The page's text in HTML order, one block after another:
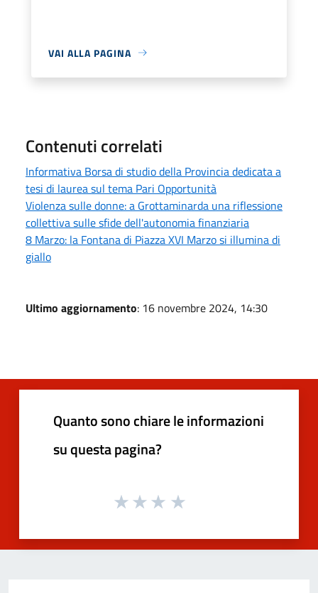
VAI ALLA PAGINA
Contenuti correlati
Informativa Borsa di studio della Provincia dedicata a
tesi di laurea sul tema Pari Opportunità
Violenza sulle donne: a Grottaminarda una riflessione
collettiva sulle sfide dell'autonomia finanziaria
8 Marzo: la Fontana di Piazza XVI Marzo si illumina di
giallo
Ultimo aggiornamento: 16 novembre 2024, 14:30
Quanto sono chiare le informazioni
su questa pagina?